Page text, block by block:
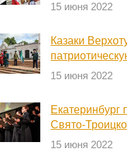
15 июня 2022
Казаки
15 июня 2022
Екатеринбург
Свято-
15 июня 2022